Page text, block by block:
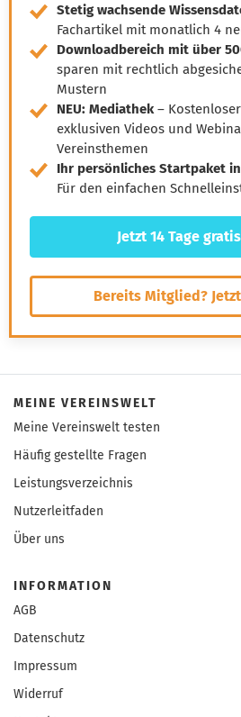
Stetig wachsende
Fachartikel mit monatlich 4
Downloadbereich mit über
sparen mit rechtlich
Mustern
NEU: Mediathek–
exklusiven Videos und
Vereinsthemen
Ihr persönliches Startpaket
Für den einfachen
Jetzt 14 Tage
Bereits Mitglied?
MEINE VEREINSWELT
Meine Vereinswelt testen
Häufig gestellte Fragen
Leistungsverzeichnis
Nutzerleitfaden
Über uns
INFORMATION
AGB
Datenschutz
Impressum
Widerruf